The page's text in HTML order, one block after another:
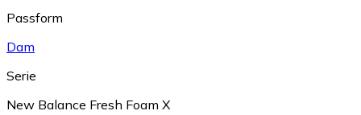
Passform
Dam
Serie
New Balance Fresh Foam X